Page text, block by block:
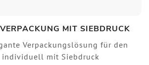
MIT SIEBDRUCK
Verpackungslösung für den
individuell mit Siebdruck